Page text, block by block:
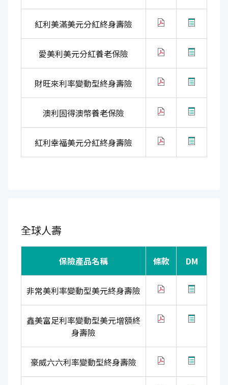
紅利美滿美元分紅終身壽險
愛美利美元分紅養老保險
財旺來利率變動型終身壽險
澳利固得澳幣養老保險
紅利幸福美元分紅終身壽險
全球人壽
保險產品名稱 條款 DM
非常美利率變動型美元終身壽險
鑫美富足利率變動型美元增額終
身壽險
豪威六六利率變動型終身壽險